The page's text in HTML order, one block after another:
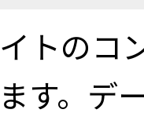
トのコ
す。デ